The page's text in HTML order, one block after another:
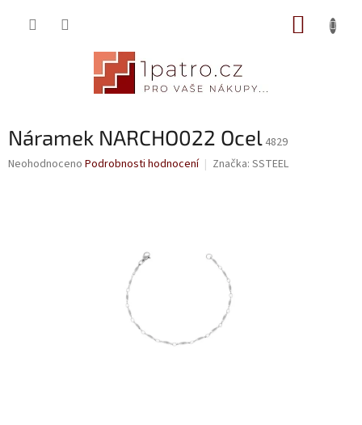
Náramek NARCHO022 Ocel 4829
Průměrné
Neohodnoceno Podrobnosti hodnocení Značka: SSTEEL